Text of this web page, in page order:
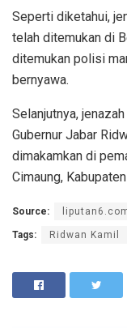
Seperti diketahui,
telah ditemukan di
ditemukan polisi
bernyawa.
Selanjutnya,
Gubernur Jabar
dimakamkan di
Cimaung,
Source:
Tags: Ridwan Kamil